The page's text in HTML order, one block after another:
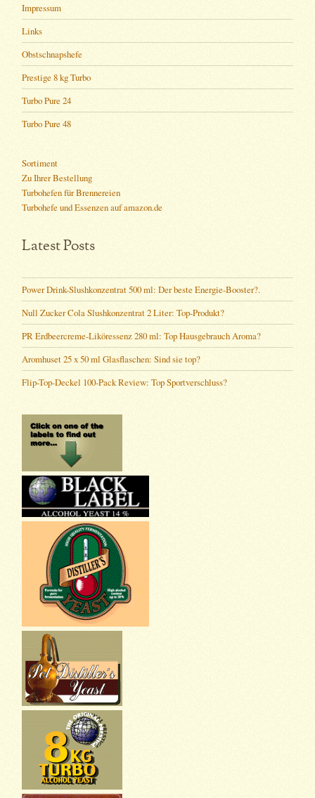
Impressum
Links
Obstschnapshefe
Prestige 8 kg Turbo
Turbo Pure 24
Turbo Pure 48
Sortiment
Zu Ihrer Bestellung
Turbohefen für Brennereien
Turbohefe und Essenzen auf amazon.de
Latest Posts
Power Drink-Slushkonzentrat 500 ml: Der beste Energie-Booster?.
Null Zucker Cola Slushkonzentrat 2 Liter: Top-Produkt?
PR Erdbeercreme-Liköressenz 280 ml: Top Hausgebrauch Aroma?
Aromhuset 25 x 50 ml Glasflaschen: Sind sie top?
Flip-Top-Deckel 100-Pack Review: Top Sportverschluss?